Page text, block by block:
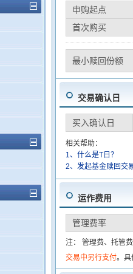
申购起点
首次购买
最小赎回份额
交易确认日
买入确认日
相关帮助：
1、什么是T日？
2、发起基金赎回交
运作费用
管理费率
注： 管理费、托管
交易中另行支付。具